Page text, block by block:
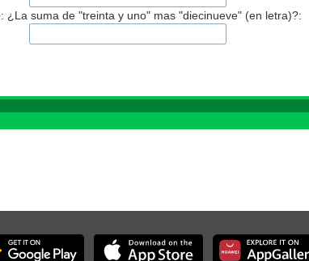
¿La suma de "treinta y uno" mas "diecinueve" (en letra)?: